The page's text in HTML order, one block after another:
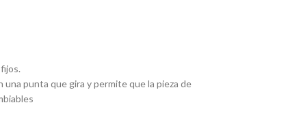
punta que gira y permite que la pieza de